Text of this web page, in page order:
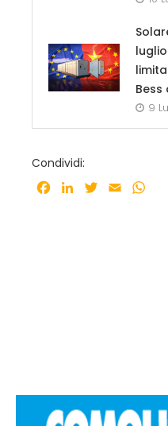
Bess
9
Condividi:
Facebook
LinkedInTwitter
Email